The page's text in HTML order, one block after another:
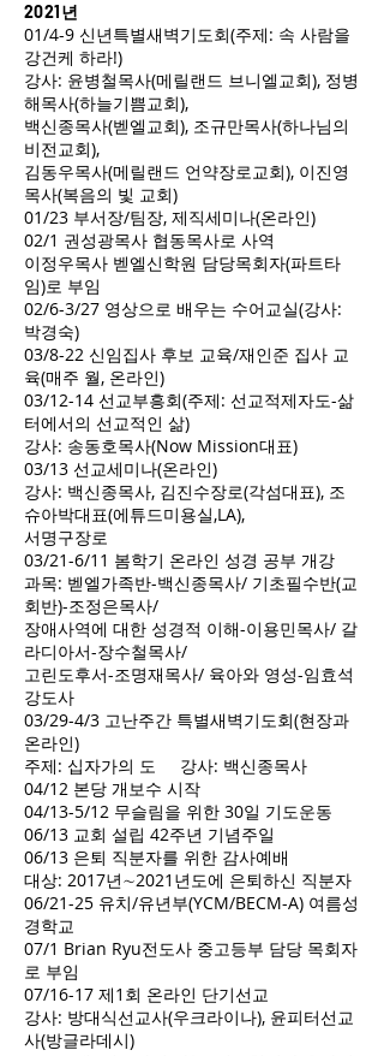
2021년
01/4-9 신년특별새벽기도회(주제: 속 사람을
강건케 하라!)
강사: 윤병철목사(메릴랜드 브니엘교회), 정병
해목사(하늘기쁨교회),
백신종목사(벧엘교회), 조규만목사(하나님의
비전교회),
김동우목사(메릴랜드 언약장로교회), 이진영
목사(복음의 빛 교회)
01/23 부서장/팀장, 제직세미나(온라인)
02/1 권성광목사 협동목사로 사역
이정우목사 벧엘신학원 담당목회자(파트타
임)로 부임
02/6-3/27 영상으로 배우는 수어교실(강사:
박경숙)
03/8-22 신임집사 후보 교육/재인준 집사 교
육(매주 월, 온라인)
03/12-14 선교부흥회(주제: 선교적제자도-삶
터에서의 선교적인 삶)
강사: 송동호목사(Now Mission대표)
03/13 선교세미나(온라인)
강사: 백신종목사, 김진수장로(각섬대표), 조
슈아박대표(에튜드미용실,LA),
서명구장로
03/21-6/11 봄학기 온라인 성경 공부 개강
과목: 벧엘가족반-백신종목사/ 기초필수반(교
회반)-조정은목사/
장애사역에 대한 성경적 이해-이용민목사/ 갈
라디아서-장수철목사/
고린도후서-조명재목사/ 육아와 영성-임효석
강도사
03/29-4/3 고난주간 특별새벽기도회(현장과
온라인)
주제: 십자가의 도 강사: 백신종목사
04/12 본당 개보수 시작
04/13-5/12 무슬림을 위한 30일 기도운동
06/13 교회 설립 42주년 기념주일
06/13 은퇴 직분자를 위한 감사예배
대상: 2017년∼2021년도에 은퇴하신 직분자
06/21-25 유치/유년부(YCM/BECM-A) 여름성
경학교
07/1 Brian Ryu전도사 중고등부 담당 목회자
로 부임
07/16-17 제1회 온라인 단기선교
강사: 방대식선교사(우크라이나), 윤피터선교
사(방글라데시)